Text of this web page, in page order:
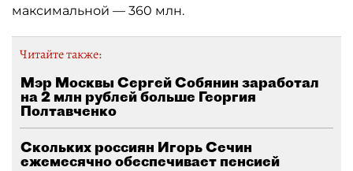
максимальной — 360 млн.
Читайте также:
Мэр Москвы Сергей Собянин заработал
на 2 млн рублей больше Георгия
Полтавченко
Скольких россиян Игорь Сечин
ежемесячно обеспечивает пенсией